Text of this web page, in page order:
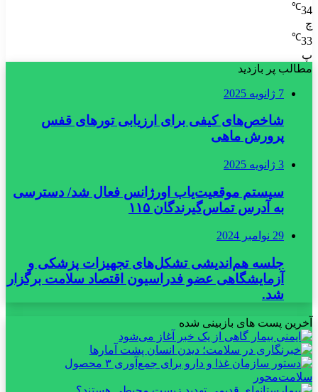
34
℃
چ
33
℃
پ
مطالب پر بازدید
7 ژانویه 2025
شاخص‌های کیفی برای ارزیابی تورهای قفس
پرورش ماهی
3 ژانویه 2025
سیستم موقعیت‌یاب اورژانس فعال شد/ دسترسی
به آدرس تماس‌گیرندگان ۱۱۵
29 نوامبر 2024
جلسه هم‌اندیشی تشکل‌های تجهیزات پزشکی و
آزمایشگاهی عضو فدراسیون اقتصاد سلامت برگزار
شد.
آخرین پست های بازبینی شده